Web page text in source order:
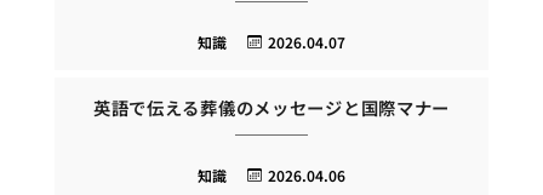
2026.04.07
知識
英語で伝える葬儀のメッセージと国際マナー
2026.04.06
知識